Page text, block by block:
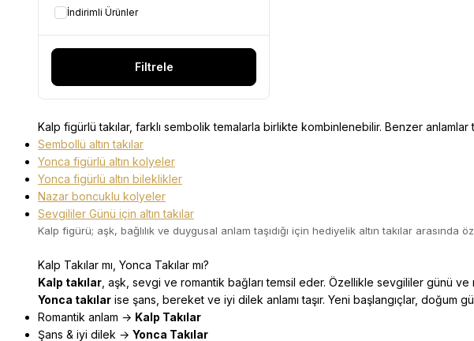
İndirimli Ürünler
Filtrele
Kalp figürlü takılar, farklı sembolik temalarla birlikte kombinlenebilir. Benzer
Sembollü altın takılar
Yonca figürlü altın kolyeler
Yonca figürlü altın bileklikler
Nazar boncuklu kolyeler
Sevgililer Günü için altın takılar
Kalp figürü; aşk, bağlılık ve duygusal anlam taşıdığı için hediyelik altın takılar arasında
Kalp Takılar mı, Yonca Takılar mı?
Kalp takılar , aşk, sevgi ve romantik bağları temsil eder. Özellikle sevgililer günü
Yonca takılar ise şans, bereket ve iyi dilek anlamı taşır. Yeni başlangıçlar, doğum
Romantik anlam → Kalp Takılar
Şans & iyi dilek → Yonca Takılar